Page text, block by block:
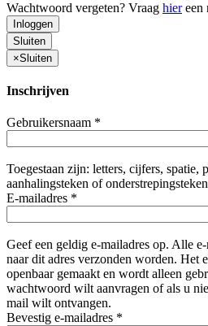
Wachtwoord vergeten? Vraag hiereen
Inloggen
Sluiten
×Sluiten
Inschrijven
Gebruikersnaam *
Toegestaan zijn: letters, cijfers, spatie,
aanhalingsteken of
E-mailadres *
Geef een geldig e-mailadres op. Alle
naar dit adres verzonden worden. Het
openbaar gemaakt en wordt alleen
wachtwoord wilt aanvragen of als u
mail wilt ontvangen.
Bevestig e-mailadres *